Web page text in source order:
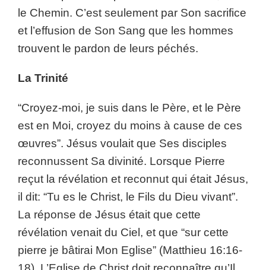
le Chemin. C’est seulement par Son sacrifice
et l’effusion de Son Sang que les hommes
trouvent le pardon de leurs péchés.
La Trinité
“Croyez-moi, je suis dans le Père, et le Père
est en Moi, croyez du moins à cause de ces
œuvres”. Jésus voulait que Ses disciples
reconnussent Sa divinité. Lorsque Pierre
reçut la révélation et reconnut qui était Jésus,
il dit: “Tu es le Christ, le Fils du Dieu vivant”.
La réponse de Jésus était que cette
révélation venait du Ciel, et que “sur cette
pierre je bâtirai Mon Eglise” (Matthieu 16:16-